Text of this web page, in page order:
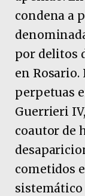
condena a
por delitos
en Rosario.
perpetuas
Guerrieri
coautor de
cometidos